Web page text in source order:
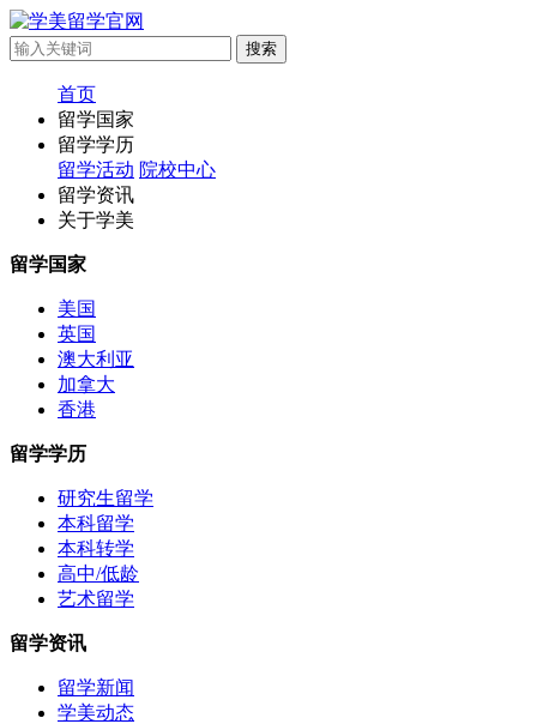
首页
留学国家
留学学历
留学活动 院校中心
留学资讯
关于学美
留学国家
美国
英国
澳大利亚
加拿大
香港
留学学历
研究生留学
本科留学
本科转学
高中/低龄
艺术留学
留学资讯
留学新闻
学美动态